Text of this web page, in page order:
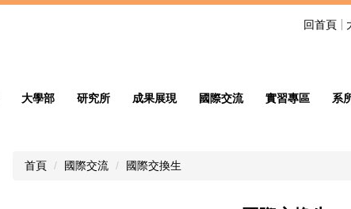
回首頁
大學部 研究所 成果展現 國際交流 實習專區 系
首頁 國際交流 國際交換生